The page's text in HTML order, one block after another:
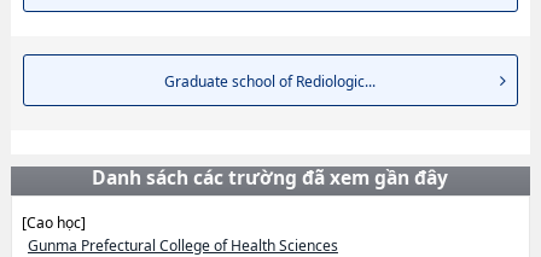
Graduate school of Rediologic...
Danh sách các trường đã xem gần đây
[Cao học]
Gunma Prefectural College of Health Sciences